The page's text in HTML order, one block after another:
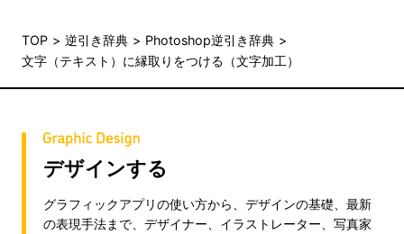
TOP 逆引き辞典
Photoshop逆引き辞典
文字（テキスト）に縁取りをつける（文字加工）
デザインする
グラフィックアプリの使い方から、デザインの基礎、最新
の表現手法まで、デザイナー、イラストレーター、写真家